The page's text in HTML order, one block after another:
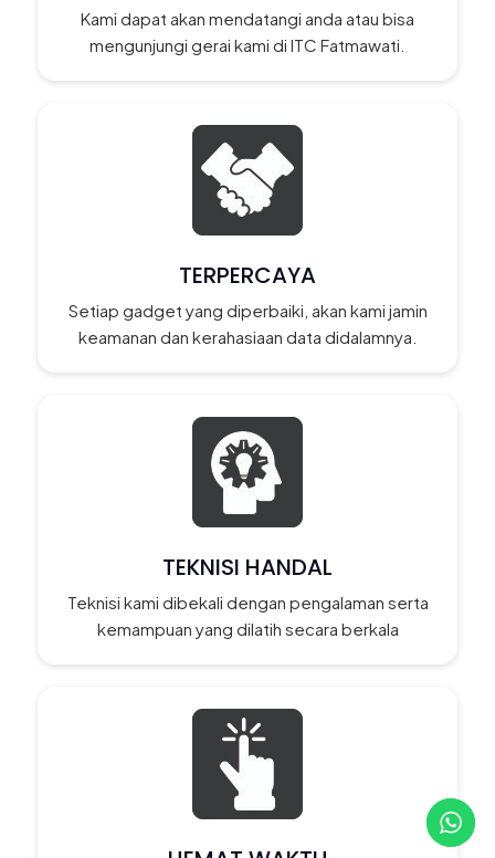
Kami dapat akan mendatangi anda atau bisa
mengunjungi gerai kami di ITC Fatmawati.
TERPERCAYA
Setiap gadget yang diperbaiki, akan kami jamin
keamanan dan kerahasiaan data didalamnya.
TEKNISI HANDAL
Teknisi kami dibekali dengan pengalaman serta
kemampuan yang dilatih secara berkala